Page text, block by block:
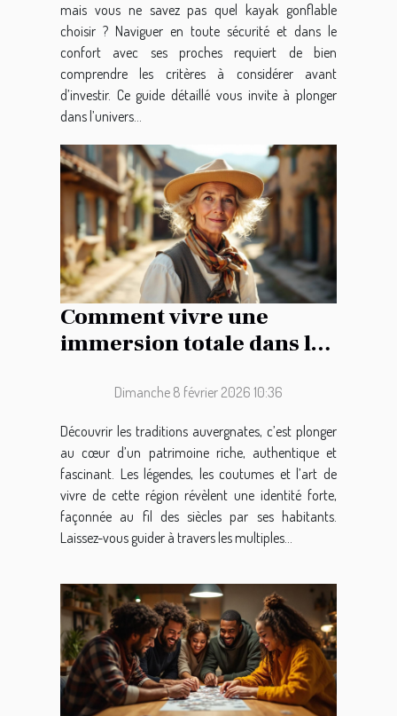
mais vous ne savez pas quel kayak gonflable
choisir ? Naviguer en toute sécurité et dans le
confort avec ses proches requiert de bien
comprendre les critères à considérer avant
d’investir. Ce guide détaillé vous invite à plonger
dans l’univers...
Comment vivre une
immersion totale dans les
Dimanche 8 février 2026 10:36
Découvrir les traditions auvergnates, c’est plonger
au cœur d’un patrimoine riche, authentique et
fascinant. Les légendes, les coutumes et l’art de
vivre de cette région révèlent une identité forte,
façonnée au fil des siècles par ses habitants.
Laissez-vous guider à travers les multiples...